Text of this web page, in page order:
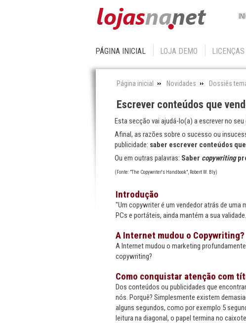
PÁGINA INICIAL LOJA DEMO
Página inicial Novidades Dossiês
Escrever conteúdos que
Esta secção vai ajudá-lo(a) a escrever no
Afinal, as razões sobre o sucesso ou
publicidade: saber escrever conteúdos
Ou em outras palavras: Saber copywriting
(Fonte: "The Copywriter's Handbook", Robert W. Bly)
Introdução
"Um copywriter é um vendedor atrás de uma
PCs e portáteis, ainda mantém a sua
A Internet mudou o Copywriting?
A Internet mudou o marketing
copywriting?
Como conquistar atenção com
Dos conteúdos ou publicidades que
nós. Porquê? Simplesmente existem
alguns segundos, como por exemplo 5
leitura na diagonal, o papel termina no